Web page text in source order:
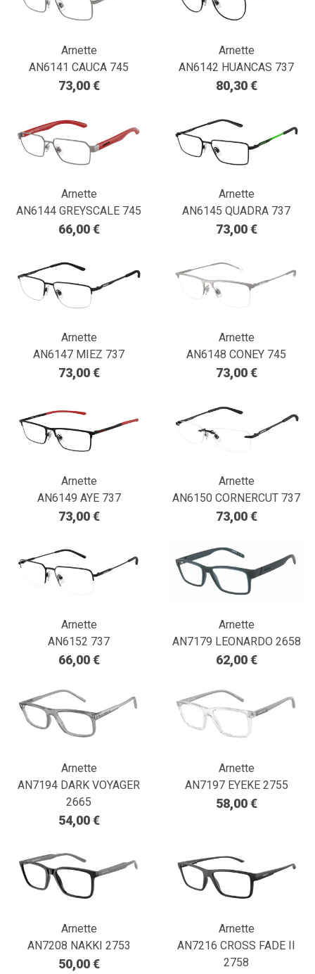
Arnette
AN6141 CAUCA 745
73,00 €
Arnette
AN6142 HUANCAS 737
80,30 €
Arnette
AN6144 GREYSCALE 745
66,00 €
Arnette
AN6145 QUADRA 737
73,00 €
Arnette
AN6147 MIEZ 737
73,00 €
Arnette
AN6148 CONEY 745
73,00 €
Arnette
AN6149 AYE 737
73,00 €
Arnette
AN6150 CORNERCUT 737
73,00 €
Arnette
AN6152 737
66,00 €
Arnette
AN7179 LEONARDO 2658
62,00 €
Arnette
AN7194 DARK VOYAGER
2665
54,00 €
Arnette
AN7197 EYEKE 2755
58,00 €
Arnette
AN7208 NAKKI 2753
50,00 €
Arnette
AN7216 CROSS FADE II
2758